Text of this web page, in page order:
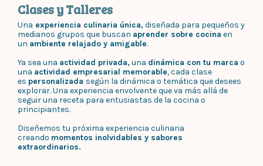
Clases y Talleres
Una experiencia culinaria única,diseñada para pequeños y
medianos grupos que buscan aprender sobre cocina en
un ambiente relajado y amigable.
Ya sea una actividad privada,una dinámica con tu marca o
una actividad empresarial memorable, cada clase
es personalizada según la dinámica o temática que desees
explorar. Una experiencia envolvente que va más allá de
seguir una receta para entusiastas de la cocina o
principiantes.
Diseñemos tu próxima experiencia culinaria
creando momentos inolvidables y sabores
extraordinarios.